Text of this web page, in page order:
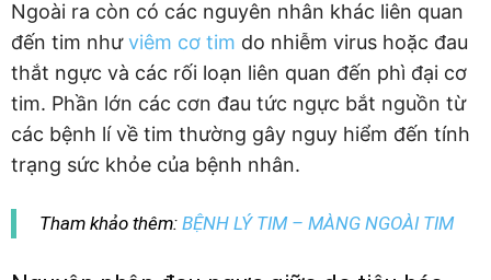
Ngoài ra còn có các nguyên nhân khác liên quan
đến tim nhưviêm cơ tim do nhiễm virus hoặc đau
thắt ngực và các rối loạn liên quan đến phì đại cơ
tim. Phần lớn các cơn đau tức ngực bắt nguồn từ
các bệnh lí về tim thường gây nguy hiểm đến tính
trạng sức khỏe của bệnh nhân.
Tham khảo thêm:BỆNH LÝ TIM – MÀNG NGOÀI TIM